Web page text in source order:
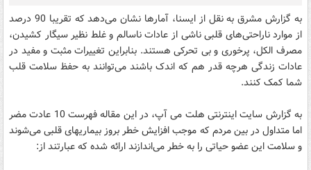
به گزارش مشرق به نقل از ایسنا، آمارها نشان می‌دهد که تقریبا 90 درصد
از موارد ناراحتی‌های قلبی ناشی از عادات ناسالم و غلط نظیر سیگار کشیدن،
مصرف الکل، پرخوری و بی تحرکی هستند. بنابراین تغییرات مثبت و مفید در
عادات زندگی هرچه قدر هم که اندک باشند می‌توانند به حفظ سلامت قلب
شما کمک کنند.
به گزارش سایت اینترنتی هلت می آپ، در این مقاله فهرست 10 عادت مضر
اما متداول در بین مردم که موجب افزایش خطر بروز بیماریهای قلبی می‌شوند
و سلامت این عضو حیاتی را به خطر می‌اندازند ارائه شده که عبارتند از: